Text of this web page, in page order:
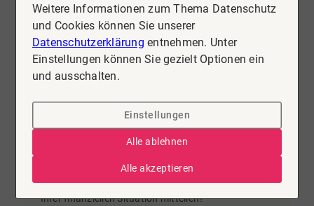
Vorhandenes Eigenkapital in €
Gewünschte Darlehenssumme in €
(optional) Wollen Sie uns noch etwas anderes zu
Ihrer finanziellen Situation mitteilen?
Weitere Informationen zum Thema Datenschutz
und Cookies können Sie unserer
Datenschutzerklärung entnehmen. Unter
Einstellungen können Sie gezielt Optionen ein
und ausschalten.
Einstellungen
Alle ablehnen
Alle akzeptieren